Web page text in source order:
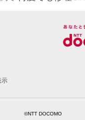
示
©NTT DOCOMO